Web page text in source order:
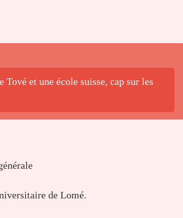
et une école suisse, cap sur les
de Lomé.